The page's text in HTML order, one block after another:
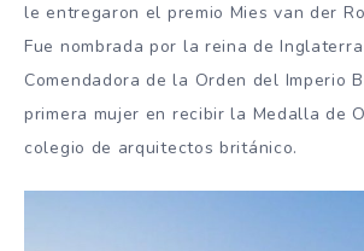
le entregaron el premio Mies van der
Fue nombrada por la reina de
Comendadora de la Orden del Imperio
primera mujer en recibir la Medalla de
colegio de arquitectos británico.